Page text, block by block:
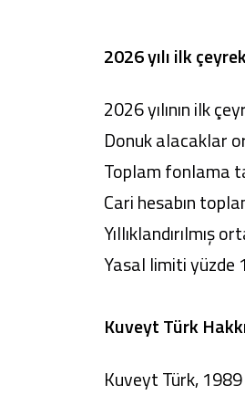
2026 yılı ilk
2026 yılının ilk
Donuk alacaklar
Toplam fonlama
Cari hesabın
Yıllıklandırılmış
Yasal limiti yüzde
Kuveyt Türk
Kuveyt Türk,